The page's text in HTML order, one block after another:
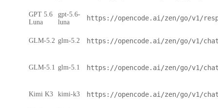
GPT 5.6
Luna
gpt-5.6-
luna
https://opencode.ai/zen/go/v1/
GLM-5.2 glm-5.2 https://opencode.ai/zen/go/v1/
GLM-5.1 glm-5.1 https://opencode.ai/zen/go/v1/
Kimi K3 kimi-k3 https://opencode.ai/zen/go/v1/